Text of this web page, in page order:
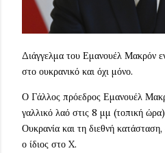
Διάγγελμα του Εμανουέλ Μακρόν
στο ουκρανικό και όχι μόνο.
Ο Γάλλος πρόεδρος Εμανουέλ
γαλλικό λαό στις 8 μμ (τοπική
Ουκρανία και τη διεθνή
ο ίδιος στο X.